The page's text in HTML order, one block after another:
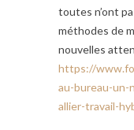
toutes n’ont
méthodes de
nouvelles
https://
au-bureau-un-
allier-travail-